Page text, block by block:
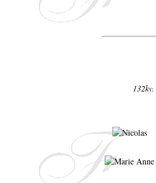
132kv.